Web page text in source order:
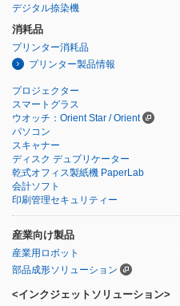
デジタル捺染機
消耗品
プリンター消耗品
プリンター製品情報
プロジェクター
スマートグラス
ウオッチ：Orient Star / Orient
パソコン
スキャナー
ディスク デュプリケーター
乾式オフィス製紙機 PaperLab
会計ソフト
印刷管理セキュリティー
産業向け製品
産業用ロボット
部品成形ソリューション
<インクジェットソリューション>